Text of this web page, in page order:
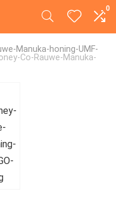
0
Manuka-honing-UMF-
Co-Rauwe-Manuka-